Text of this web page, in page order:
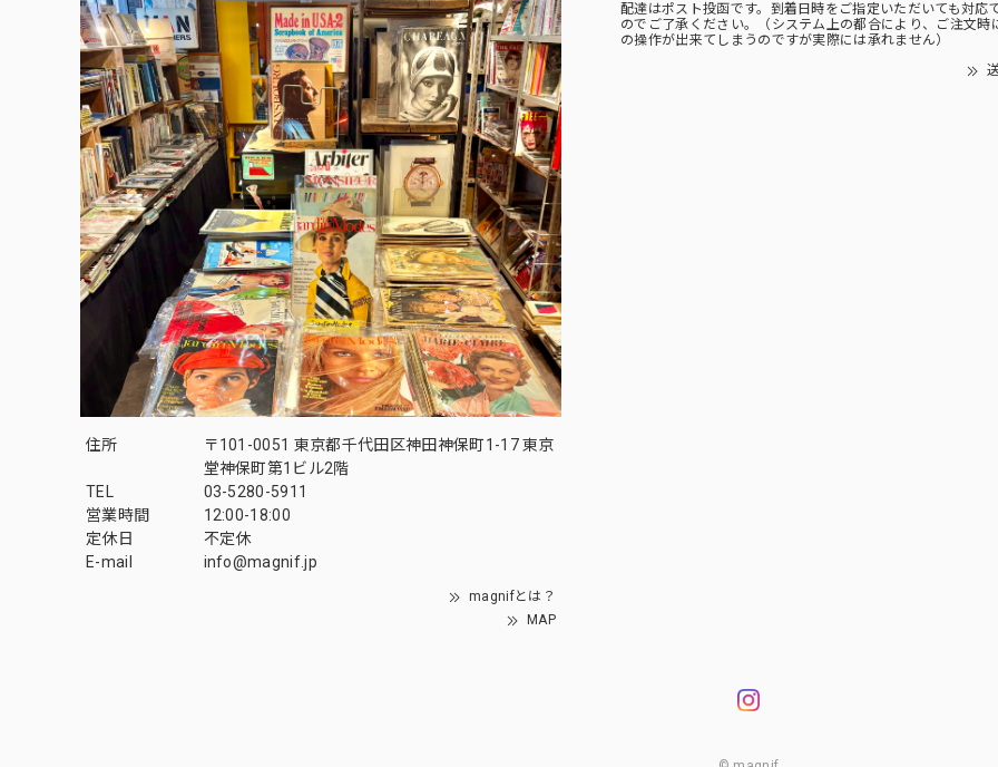
住所
〒101-0051 東京都千代田区神田神保町1-17 東京
堂神保町第1ビル2階
TEL
03-5280-5911
営業時間
12:00-18:00
定休日
不定休
E-mail
info@magnif.jp
magnifとは？
MAP
配達はポスト投函です。到着日時をご指定いただいても対応
のでご了承ください。（システム上の都合により、ご注文時
の操作が出来てしまうのですが実際には承れません）